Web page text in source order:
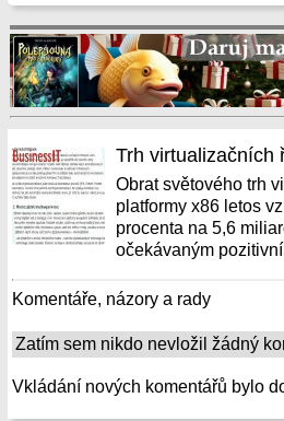
Trh virtualizačních
Obrat světového trh
platformy x86 letos
procenta na 5,6
očekávaným
Komentáře, názory a rady
Zatím sem nikdo nevložil žádný
Vkládání nových komentářů bylo